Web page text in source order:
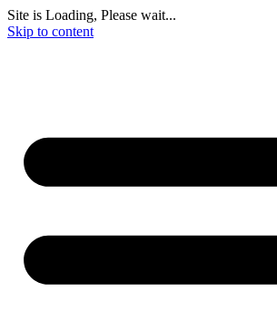
Site is Loading, Please wait...
Skip to content